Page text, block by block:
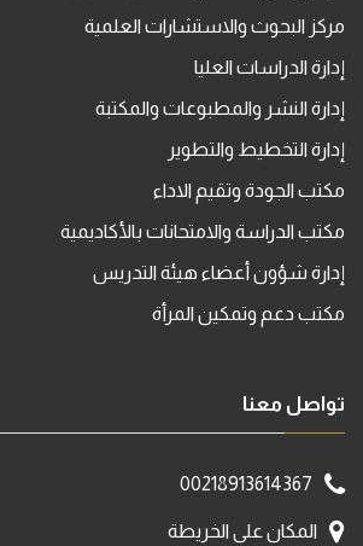
مركز البحوث والاستشارات العلمية
إدارة الدراسات العليا
إدارة النشر والمطبوعات والمكتبة
إدارة التخطيط والتطوير
مكتب الجودة وتقيم الاداء
مكتب الدراسة والامتحانات بالأكاديمية
إدارة شؤون أعضاء هيئة التدريس
مكتب دعم وتمكين المرأة
تواصل معنا
00218913614367
المكان على الخريطة